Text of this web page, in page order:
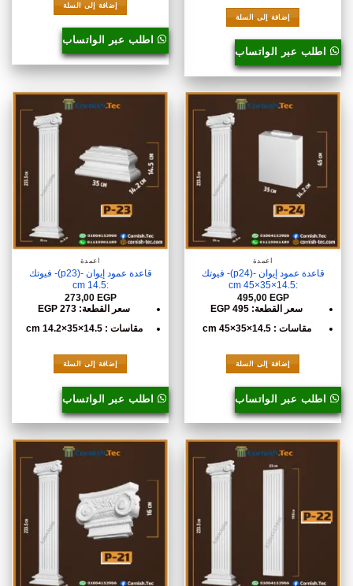
إضافة إلى السلة
اطلب عبر الواتساب
إضافة إلى السلة
اطلب عبر الواتساب
أعمدة
قاعدة عمود إيوان -(p24)- فيوتك
:14.5×35×45 cm
495,00 EGP
سعر القطعة: 495 EGP
مقاسات : 14.5×35×45 cm
إضافة إلى السلة
اطلب عبر الواتساب
أعمدة
قاعدة عمود إيوان -(p23)- فيوتك
:14.5 cm
273,00 EGP
سعر القطعة: 273 EGP
مقاسات : 14.5×35×14.2 cm
إضافة إلى السلة
اطلب عبر الواتساب